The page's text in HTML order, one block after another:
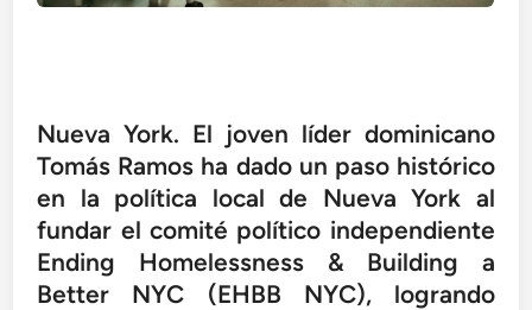
Nueva York. El joven líder dominicano
Tomás Ramos ha dado un paso histórico
en la política local de Nueva York al
fundar el comité político independiente
Ending Homelessness & Building a
Better NYC (EHBB NYC), logrando